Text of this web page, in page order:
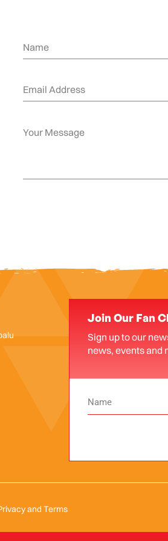
Join Our Fan
Sign up to our
news, events and
and Terms